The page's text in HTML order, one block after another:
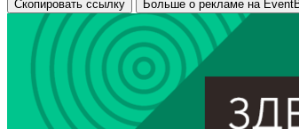
Скопировать ссылку Больше о рекламе на